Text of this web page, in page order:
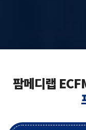
팜메디랩